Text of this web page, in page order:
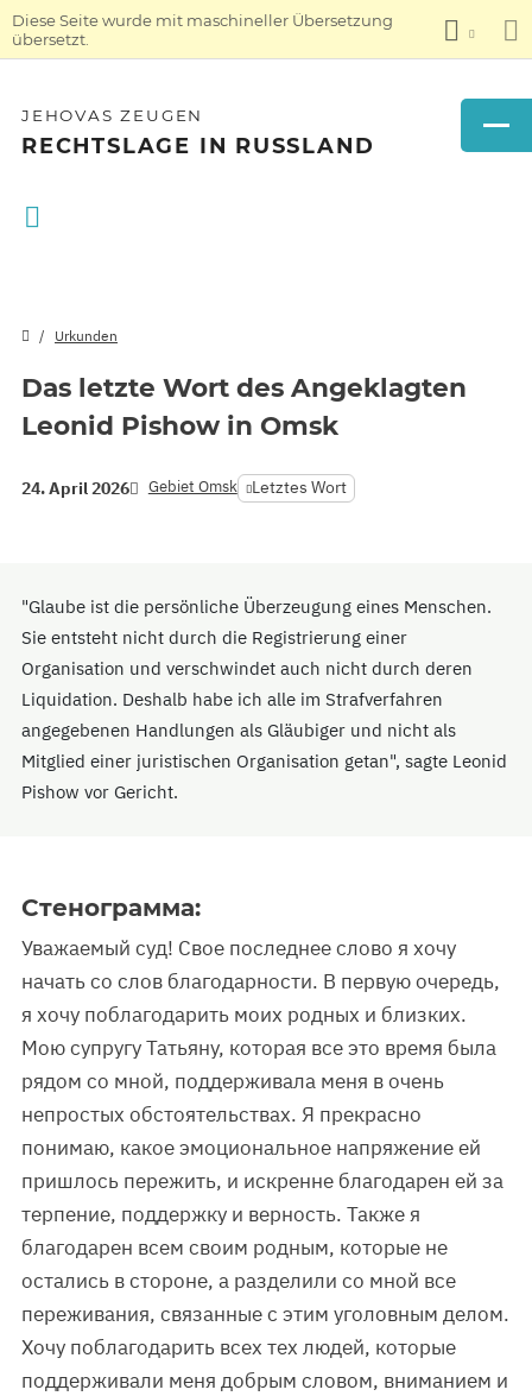
Diese Seite wurde mit maschineller Übersetzung
übersetzt.
JEHOVAS ZEUGEN
RECHTSLAGE IN RUSSLAND
Urkunden
Das letzte Wort des Angeklagten
Leonid Pishow in Omsk
24. April 2026 Gebiet Omsk Letztes Wort
"Glaube ist die persönliche Überzeugung eines Menschen.
Sie entsteht nicht durch die Registrierung einer
Organisation und verschwindet auch nicht durch deren
Liquidation. Deshalb habe ich alle im Strafverfahren
angegebenen Handlungen als Gläubiger und nicht als
Mitglied einer juristischen Organisation getan", sagte Leonid
Pishow vor Gericht.
Стенограмма:
Уважаемый суд! Свое последнее слово я хочу
начать со слов благодарности. В первую очередь,
я хочу поблагодарить моих родных и близких.
Мою супругу Татьяну, которая все это время была
рядом со мной, поддерживала меня в очень
непростых обстоятельствах. Я прекрасно
понимаю, какое эмоциональное напряжение ей
пришлось пережить, и искренне благодарен ей за
терпение, поддержку и верность. Также я
благодарен всем своим родным, которые не
остались в стороне, а разделили со мной все
переживания, связанные с этим уголовным делом.
Хочу поблагодарить всех тех людей, которые
поддерживали меня добрым словом, вниманием и